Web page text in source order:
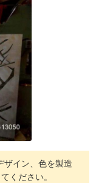
ザイン、色を製造
ください。